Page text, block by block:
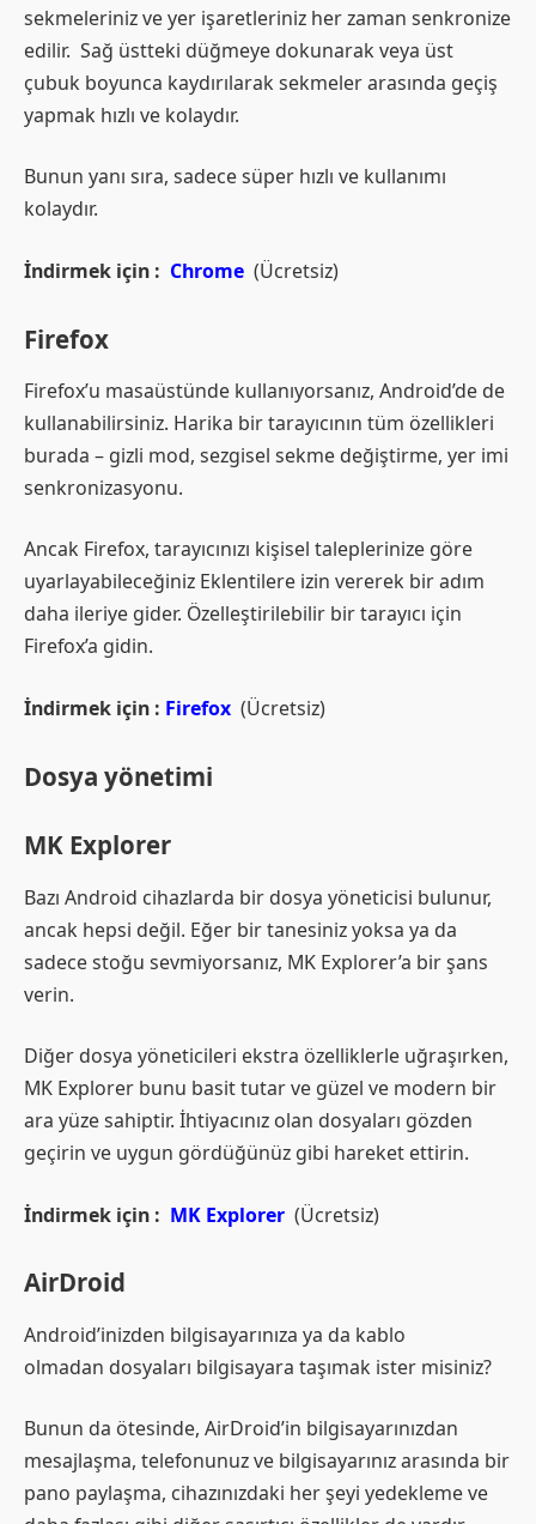
sekmeleriniz ve yer işaretleriniz her zaman senkronize
edilir. Sağ üstteki düğmeye dokunarak veya üst
çubuk boyunca kaydırılarak sekmeler arasında geçiş
yapmak hızlı ve kolaydır.
Bunun yanı sıra, sadece süper hızlı ve kullanımı
kolaydır.
İndirmek için : Chrome (Ücretsiz)
Firefox
Firefox’u masaüstünde kullanıyorsanız, Android’de de
kullanabilirsiniz. Harika bir tarayıcının tüm özellikleri
burada – gizli mod, sezgisel sekme değiştirme, yer imi
senkronizasyonu.
Ancak Firefox, tarayıcınızı kişisel taleplerinize göre
uyarlayabileceğiniz Eklentilere izin vererek bir adım
daha ileriye gider. Özelleştirilebilir bir tarayıcı için
Firefox’a gidin.
İndirmek için : Firefox (Ücretsiz)
Dosya yönetimi
MK Explorer
Bazı Android cihazlarda bir dosya yöneticisi bulunur,
ancak hepsi değil. Eğer bir tanesiniz yoksa ya da
sadece stoğu sevmiyorsanız, MK Explorer’a bir şans
verin.
Diğer dosya yöneticileri ekstra özelliklerle uğraşırken,
MK Explorer bunu basit tutar ve güzel ve modern bir
ara yüze sahiptir. İhtiyacınız olan dosyaları gözden
geçirin ve uygun gördüğünüz gibi hareket ettirin.
İndirmek için : MK Explorer (Ücretsiz)
AirDroid
Android’inizden bilgisayarınıza ya da kablo
olmadan dosyaları bilgisayara taşımak ister misiniz?
Bunun da ötesinde, AirDroid’in bilgisayarınızdan
mesajlaşma, telefonunuz ve bilgisayarınız arasında bir
pano paylaşma, cihazınızdaki her şeyi yedekleme ve